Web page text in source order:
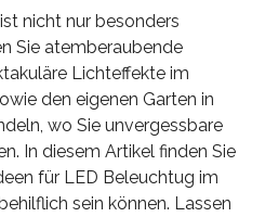
nicht nur besonders
Sie atemberaubende
Lichteffekte im
den eigenen Garten in
wo Sie unvergessbare
In diesem Artikel finden Sie
für LED Beleuchtug im
sein können. Lassen